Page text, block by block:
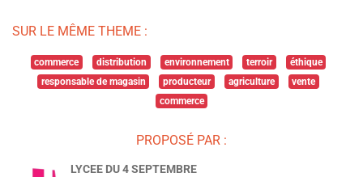
SUR LE MÊME THEME :
commerce distribution environnement terroir
éthique
responsable de magasin
producteur agriculture
vente
commerce
PROPOSÉ PAR :
LYCEE DU 4 SEPTEMBRE